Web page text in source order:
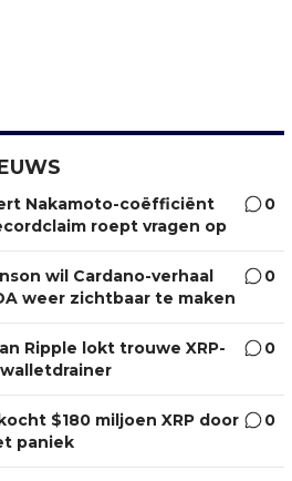
Nakamoto-coëfficiënt
roept vragen op
0
wil Cardano-verhaal
weer zichtbaar te maken
0
Ripple lokt trouwe XRP-
0
$180 miljoen XRP door
paniek
0